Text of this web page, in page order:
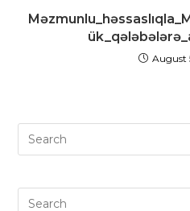
August